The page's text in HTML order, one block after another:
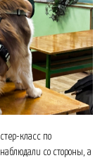
класс по
со стороны, а